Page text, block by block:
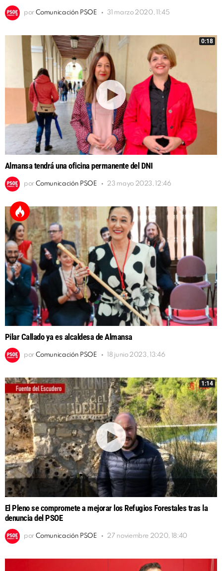
por Comunicación PSOE 31 marzo 2020, 11:45
0:18
Almansa tendrá una oficina permanente del DNI
por Comunicación PSOE 23 mayo 2023, 12:46
Pilar Callado ya es alcaldesa de Almansa
por Comunicación PSOE 18 junio 2023, 13:46
1:14
El Pleno se compromete a mejorar los Refugios Forestales tras la
denuncia del PSOE
por Comunicación PSOE 27 noviembre 2020, 18:40